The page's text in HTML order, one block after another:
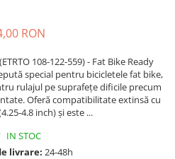
RON
108-122-559) - Fat Bike Ready
special pentru bicicletele fat bike,
rulajul pe suprafețe dificile precum
Oferă compatibilitate extinsă cu
4.8 inch) și este ...
IN STOC
livrare: 24-48h